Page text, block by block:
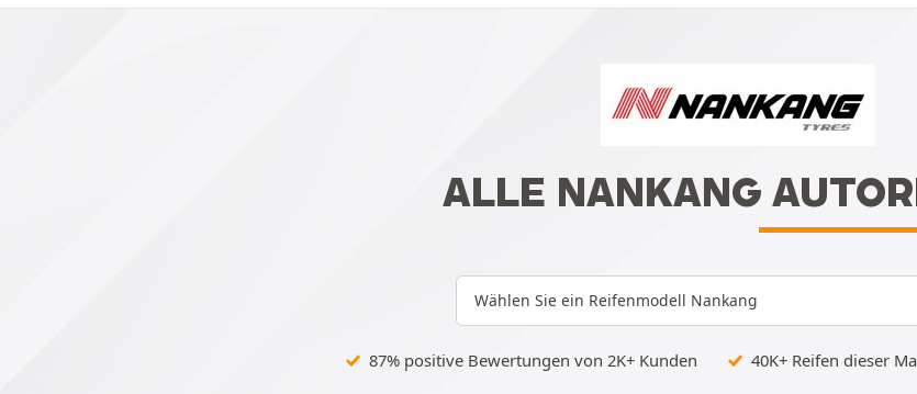
ALLE NANKANG
Wählen Sie ein Reifenmodell Nankang
87% positive Bewertungen von 2K+ Kunden 40K+ Reifen dieser